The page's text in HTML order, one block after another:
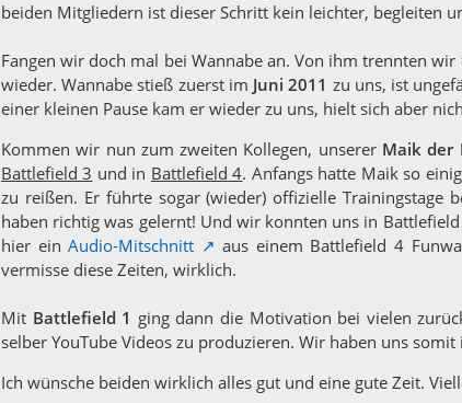
beiden Mitgliedern ist dieser Schritt kein leichter, begleiten
Fangen wir doch mal bei Wannabe an. Von ihm trennten
wieder. Wannabe stieß zuerst im Juni 2011 zu uns, ist
einer kleinen Pause kam er wieder zu uns, hielt sich aber
Kommen wir nun zum zweiten Kollegen, unserer Maik der
Battlefield 3 und in Battlefield 4. Anfangs hatte Maik so
zu reißen. Er führte sogar (wieder) offizielle
haben richtig was gelernt! Und wir konnten uns in
hier einAudio-Mitschnitt
aus einem Battlefield 4
vermisse diese Zeiten, wirklich.
Mit Battlefield 1 ging dann die Motivation bei vielen
selber YouTube Videos zu produzieren. Wir haben uns
Ich wünsche beiden wirklich alles gut und eine gute Zeit.